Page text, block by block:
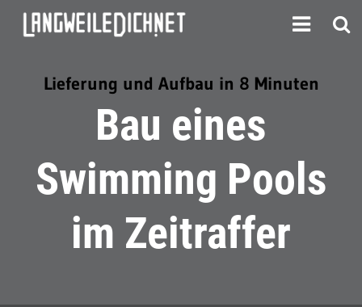
Lieferung und Aufbau in 8 Minuten
Bau eines
Swimming Pools
im Zeitraffer